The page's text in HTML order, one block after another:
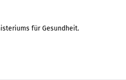
für Gesundheit.